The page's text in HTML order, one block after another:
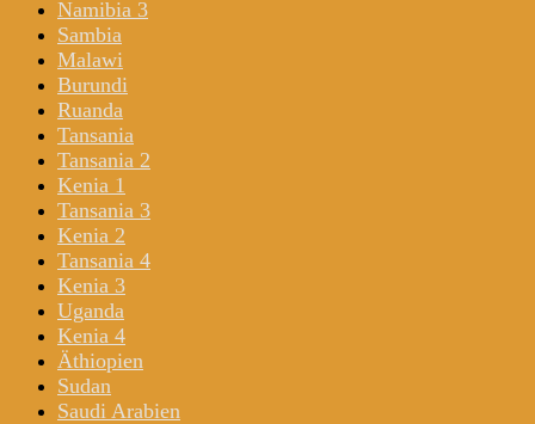
Namibia 3
Sambia
Malawi
Burundi
Ruanda
Tansania
Tansania 2
Kenia 1
Tansania 3
Kenia 2
Tansania 4
Kenia 3
Uganda
Kenia 4
Äthiopien
Sudan
Saudi Arabien